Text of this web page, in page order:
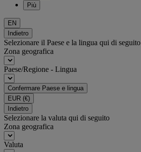
Più
EN
Indietro
Selezionare il Paese e la lingua qui di seguito
Zona geografica
Paese/Regione - Lingua
Confermare Paese e lingua
EUR (€)
Indietro
Selezionare la valuta qui di seguito
Zona geografica
Valuta